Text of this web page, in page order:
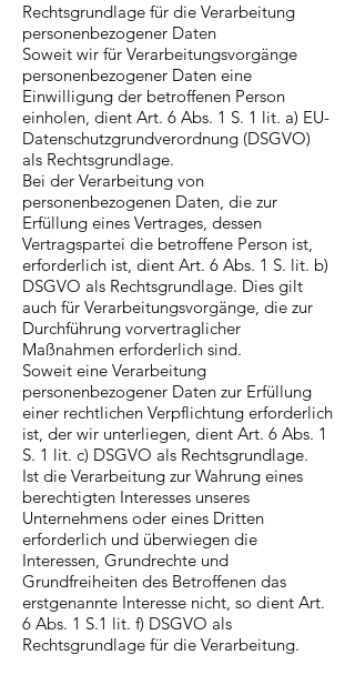
Rechtsgrundlage für die Verarbeitung
personenbezogener Daten
Soweit wir für Verarbeitungsvorgänge
personenbezogener Daten eine
Einwilligung der betroffenen Person
einholen, dient Art. 6 Abs. 1 S. 1 lit. a) EU-
Datenschutzgrundverordnung (DSGVO)
als Rechtsgrundlage.
Bei der Verarbeitung von
personenbezogenen Daten, die zur
Erfüllung eines Vertrages, dessen
Vertragspartei die betroffene Person ist,
erforderlich ist, dient Art. 6 Abs. 1 S. lit. b)
DSGVO als Rechtsgrundlage. Dies gilt
auch für Verarbeitungsvorgänge, die zur
Durchführung vorvertraglicher
Maßnahmen erforderlich sind.
Soweit eine Verarbeitung
personenbezogener Daten zur Erfüllung
einer rechtlichen Verpflichtung erforderlich
ist, der wir unterliegen, dient Art. 6 Abs. 1
S. 1 lit. c) DSGVO als Rechtsgrundlage.
Ist die Verarbeitung zur Wahrung eines
berechtigten Interesses unseres
Unternehmens oder eines Dritten
erforderlich und überwiegen die
Interessen, Grundrechte und
Grundfreiheiten des Betroffenen das
erstgenannte Interesse nicht, so dient Art.
6 Abs. 1 S.1 lit. f) DSGVO als
Rechtsgrundlage für die Verarbeitung.